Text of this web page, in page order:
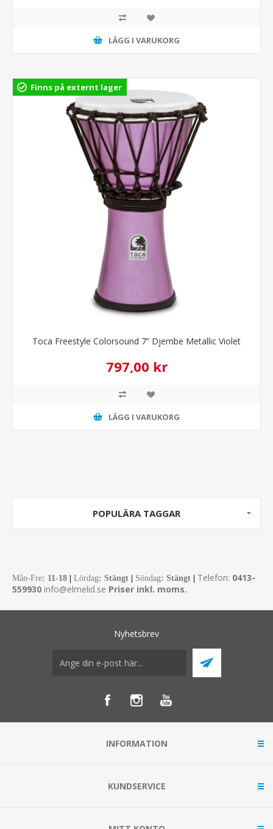
LÄGG I VARUKORG
Finns på externt lager
Toca Freestyle Colorsound 7” Djembe Metallic Violet
797,00 kr
LÄGG I VARUKORG
POPULÄRA TAGGAR
Mån-Fre: 11-18 Lördag: Stängt Söndag: Stängt Telefon: 0413-
559930 info@elmelid.se Priser inkl. moms.
Nyhetsbrev
INFORMATION
KUNDSERVICE